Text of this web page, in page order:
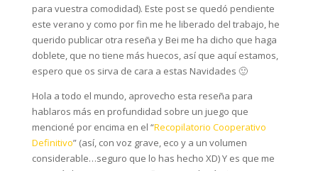
para vuestra comodidad). Este post se quedó pendiente
este verano y como por fin me he liberado del trabajo, he
querido publicar otra reseña y Bei me ha dicho que haga
doblete, que no tiene más huecos, así que aquí estamos,
espero que os sirva de cara a estas Navidades 🙂
Hola a todo el mundo, aprovecho esta reseña para
hablaros más en profundidad sobre un juego que
mencioné por encima en el “Recopilatorio Cooperativo
Definitivo” (así, con voz grave, eco y a un volumen
considerable…seguro que lo has hecho XD) Y es que me